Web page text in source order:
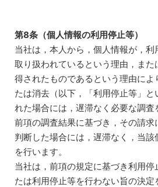
第8条（個人情報の利用停止等）
当社は，本人から，個人情報が，利
取り扱われているという理由，また
得されたものであるという理由によ
たは消去（以下，「利用停止等」と
れた場合には，遅滞なく必要な調査
前項の調査結果に基づき，その請求
判断した場合には，遅滞なく，当
を行います。
当社は，前項の規定に基づき利用停
たは利用停止等を行わない旨の決